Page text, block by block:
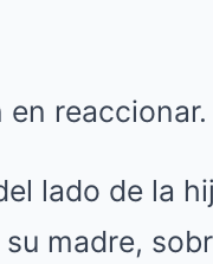
reaccionar.
lado de la
madre,